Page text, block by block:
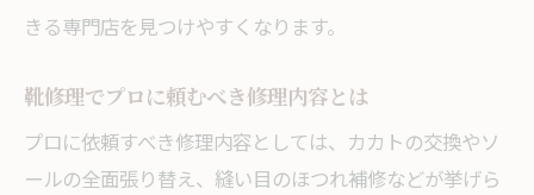
きる専門店を見つけやすくなります。
靴修理でプロに頼むべき修理内容とは
プロに依頼すべき修理内容としては、カカトの交換やソ
ールの全面張り替え、縫い目のほつれ補修などが挙げら